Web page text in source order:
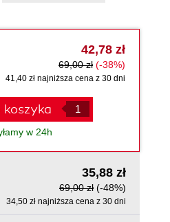
42,78 zł
69,00 zł (-38%)
41,40 zł najniższa cena z 30 dni
koszyka
w 24h
35,88 zł
69,00 zł (-48%)
34,50 zł najniższa cena z 30 dni